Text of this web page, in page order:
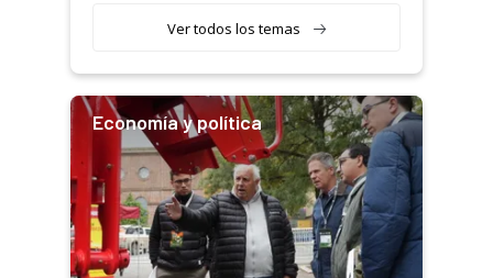
Ver todos los temas
Economía y política